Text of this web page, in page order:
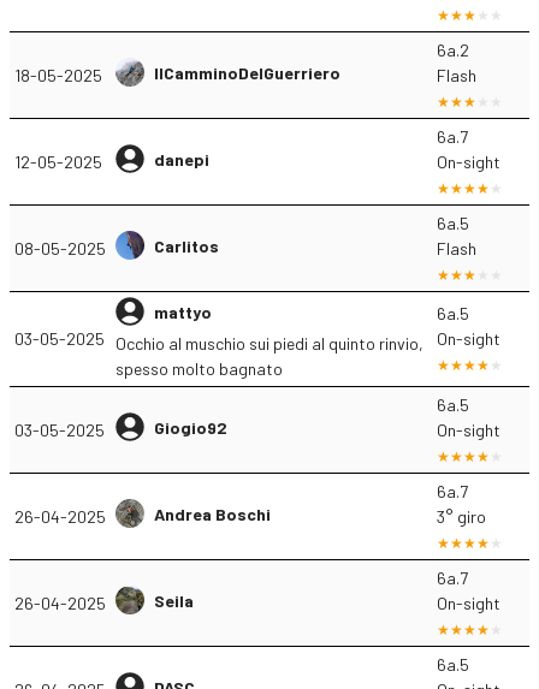
18-05-2025 IlCamminoDelGuerriero
6a.2
Flash
12-05-2025 danepi
6a.7
On-sight
08-05-2025 Carlitos
6a.5
Flash
03-05-2025
mattyo
Occhio al muschio sui piedi al quinto rinvio,
spesso molto bagnato
6a.5
On-sight
03-05-2025 Giogio92
6a.5
On-sight
26-04-2025 Andrea Boschi
6a.7
3° giro
26-04-2025 Seila
6a.7
On-sight
6a.5